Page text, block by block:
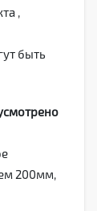
,
быть
200мм,